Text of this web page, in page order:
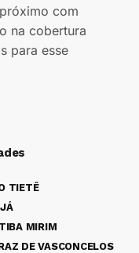
com
na cobertura
para esse
TIETÊ
MIRIM
DE VASCONCELOS